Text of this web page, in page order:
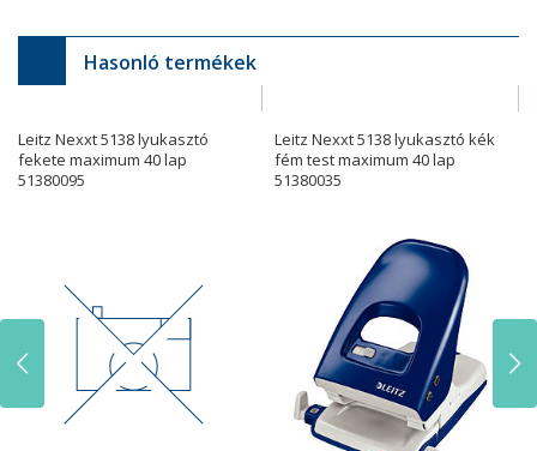
Hasonló termékek
Leitz Nexxt 5138 lyukasztó
fekete maximum 40 lap
51380095
Leitz Nexxt 5138 lyukasztó kék
fém test maximum 40 lap
51380035